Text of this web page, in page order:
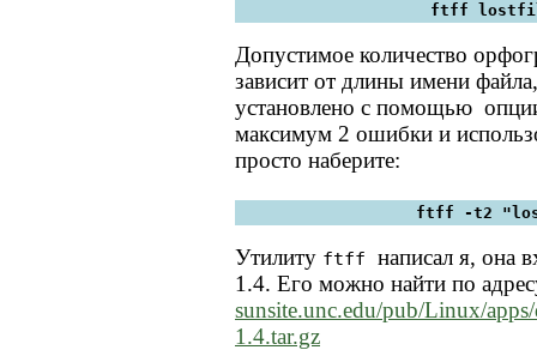
ftff
Допустимое количество
зависит от длины имени
установлено с помощью
максимум 2 ошибки и
просто наберите:
ftff -t2
Утилиту ftff
написал я, она
1.4. Его можно найти по
sunsite.unc.edu/pub/Linux/
1.4.tar.gz